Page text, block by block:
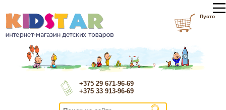
Пусто
+375 29 671-96-69
+375 33 913-96-69